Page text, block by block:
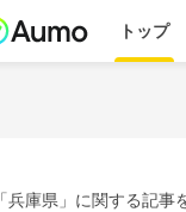
トップ
「兵庫県」に関する記